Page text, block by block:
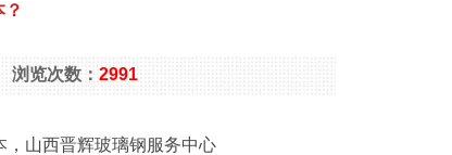
览次数： 2991
，山西晋辉玻璃钢服务中心